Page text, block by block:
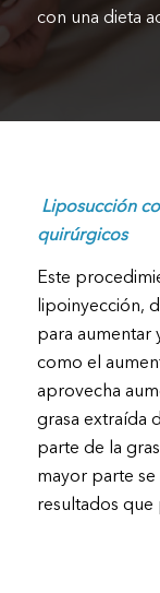
con una dieta
Liposucción
quirúrgicos
Este
lipoinyección,
para aumentar
como el
aprovecha
grasa extraída
parte de la
mayor parte
resultados